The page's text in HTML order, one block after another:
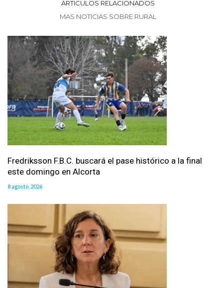
ARTICULOS RELACIONADOS
MAS NOTICIAS SOBRE RURAL
Fredriksson F.B.C. buscará el pase histórico a la final
este domingo en Alcorta
8 agosto, 2026